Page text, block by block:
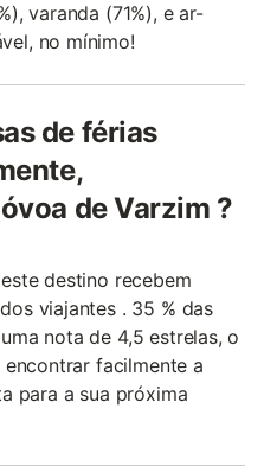
varanda (71%), e ar-
no mínimo!
de férias
de Varzim ?
destino recebem
viajantes . 35 % das
nota de 4,5 estrelas, o
facilmente a
para a sua próxima